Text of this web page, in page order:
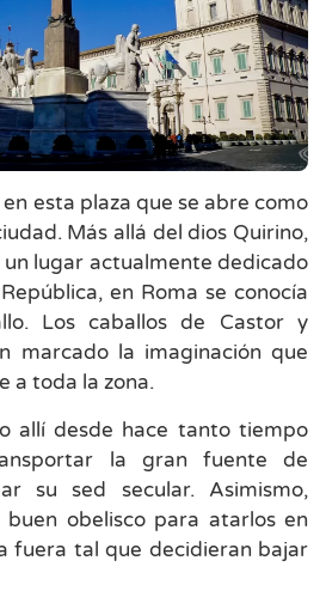
esta plaza que se abre como
Más allá del dios Quirino,
un lugar actualmente dedicado
en Roma se conocía
Los caballos de Castor y
marcado la imaginación que
a toda la zona.
allí desde hace tanto tiempo
la gran fuente de
su sed secular. Asimismo,
obelisco para atarlos en
fuera tal que decidieran bajar